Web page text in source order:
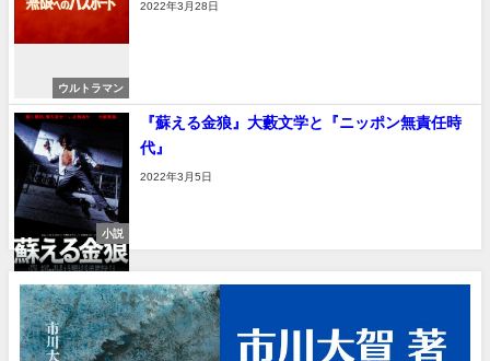
ウルトラマン
2022年3月28日
小説
『蘇える金狼』大藪文学と『ニッポン無責任時
代』
2022年3月5日